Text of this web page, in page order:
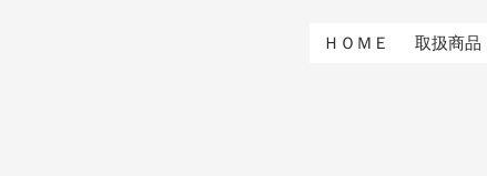
ＨＯＭＥ 取扱商品